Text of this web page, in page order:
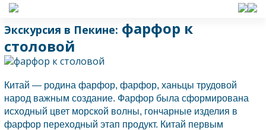
Экскурсия в Пекине: фарфор к
столовой
Китай — родина фарфор, фарфор, ханьцы трудовой
народ важным создание. Фарфор была сформирована
исходный цвет морской волны, гончарные изделия в
фарфор переходный этап продукт. Китай первым